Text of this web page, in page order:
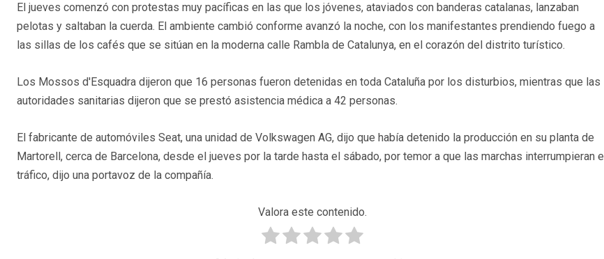
El jueves comenzó con protestas muy pacíficas en las que los jóvenes, ataviados con banderas catalanas, lanzaban
pelotas y saltaban la cuerda. El ambiente cambió conforme avanzó la noche, con los manifestantes prendiendo fuego a
las sillas de los cafés que se sitúan en la moderna calle Rambla de Catalunya, en el corazón del distrito turístico.
Los Mossos d'Esquadra dijeron que 16 personas fueron detenidas en toda Cataluña por los disturbios, mientras que las
autoridades sanitarias dijeron que se prestó asistencia médica a 42 personas.
El fabricante de automóviles Seat, una unidad de Volkswagen AG, dijo que había detenido la producción en su planta de
Martorell, cerca de Barcelona, desde el jueves por la tarde hasta el sábado, por temor a que las marchas interrumpieran el
tráfico, dijo una portavoz de la compañía.
Valora este contenido.